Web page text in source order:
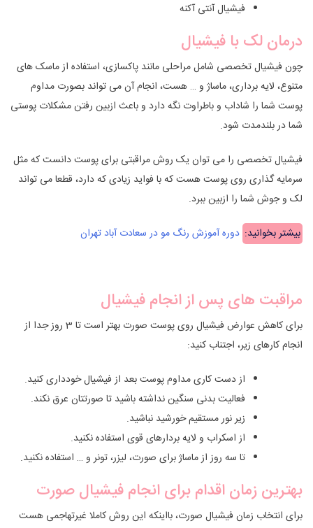
فیشیال آنتی آکنه
درمان لک با فیشیال
چون فیشیال تخصصی شامل مراحلی مانند پاکسازی، استفاده از ماسک های
متنوع، لایه برداری، ماساژ و … هست، انجام آن می تواند بصورت مداوم
پوست شما را شاداب و باطراوت نگه دارد و باعث ازبین رفتن مشکلات پوستی
شما در بلندمدت شود.
فیشیال تخصصی را می توان یک روش مراقبتی برای پوست دانست که مثل
سرمایه گذاری روی پوست هست که با فواید زیادی که دارد، قطعا می تواند
لک و جوش شما را ازبین ببرد.
بیشتر بخوانید: دوره آموزش رنگ مو در سعادت آباد تهران
مراقبت های پس از انجام فیشیال
برای کاهش عوارض فیشیال روی پوست صورت بهتر است تا 3 روز جدا از
انجام کارهای زیر، اجتناب کنید:
از دست کاری مداوم پوست بعد از فیشیال خودداری کنید.
فعالیت بدنی سنگین نداشته باشید تا صورتتان عرق نکند.
زیر نور مستقیم خورشید نباشید.
از اسکراب و لایه بردارهای قوی استفاده نکنید.
تا سه روز از ماساژ برای صورت، لیزر، تونر و … استفاده نکنید.
بهترین زمان اقدام برای انجام فیشیال صورت
برای انتخاب زمان فیشیال صورت، بااینکه این روش کاملا غیرتهاجمی هست